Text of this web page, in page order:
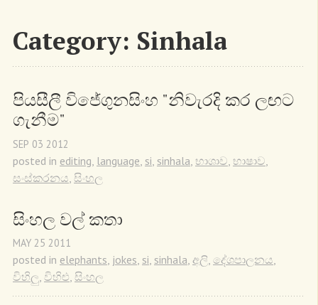
Category: Sinhala
පියසීලී විජේගුනසිංහ "නිවැරදි කර ලඟට
ගැනීම"
SEP 03 2012
posted in editing language si sinhala භාශාව භාෂාව
සංස්කරනය සිංහල
සිංහල වල් කතා
MAY 25 2011
posted in elephants jokes si sinhala අලි දේශපාලනය
විහිලු විහිළු සිංහල